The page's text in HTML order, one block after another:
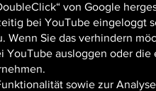
von Google
bei YouTube eingeloggt
Wenn Sie das verhindern
YouTube ausloggen oder
sowie zur